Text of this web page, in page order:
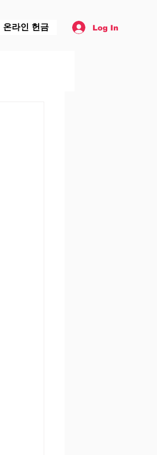
온라인 헌금 Log In